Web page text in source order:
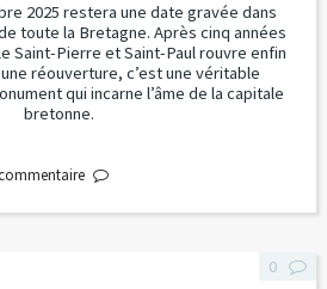
2025 restera une date gravée dans
toute la Bretagne. Après cinq années
Saint-Pierre et Saint-Paul rouvre enfin
réouverture, c’est une véritable
qui incarne l’âme de la capitale
bretonne.
0